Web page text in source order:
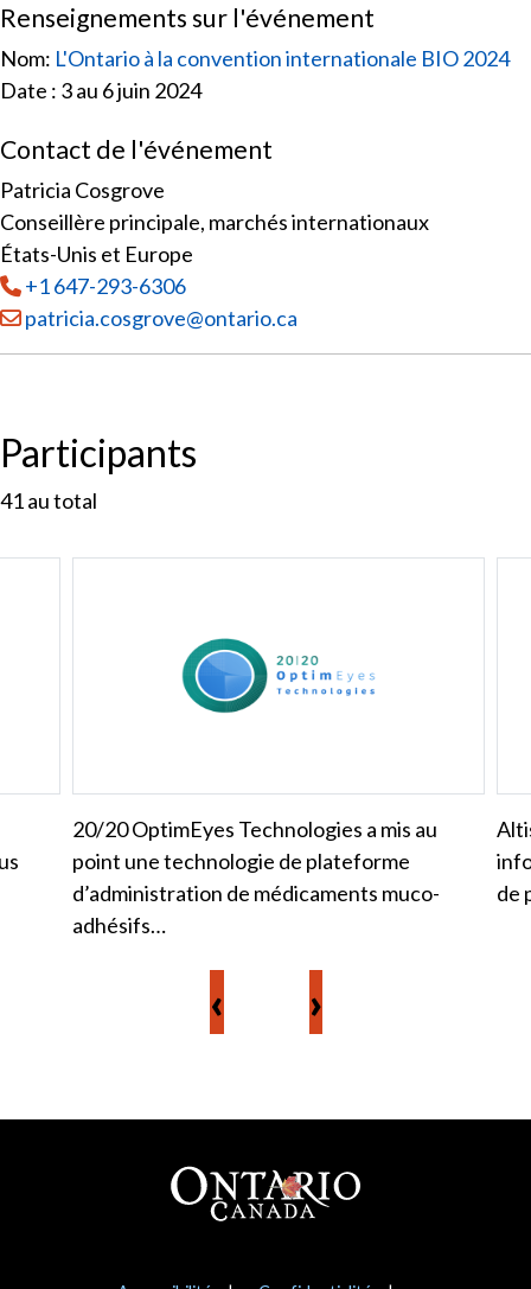
Renseignements sur l'événement
Nom: L'Ontario à la convention internationale BIO 2024
Date : 3 au 6 juin 2024
Contact de l'événement
Patricia Cosgrove
Conseillère principale, marchés internationaux
États-Unis et Europe
Tél:
+1 647-293-6306
Courriel :
patricia.cosgrove@ontario.ca
Participants
41au total
20/20 OptimEyes Technologies a mis au
point une technologie de plateforme
d’administration de médicaments muco-
adhésifs…
de
‹ ›
Pied de page